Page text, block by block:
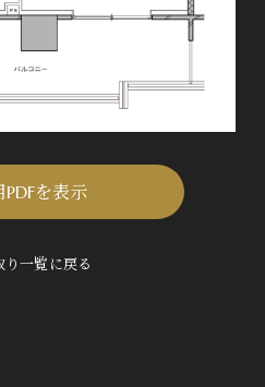
PDFを表示
り一覧に戻る